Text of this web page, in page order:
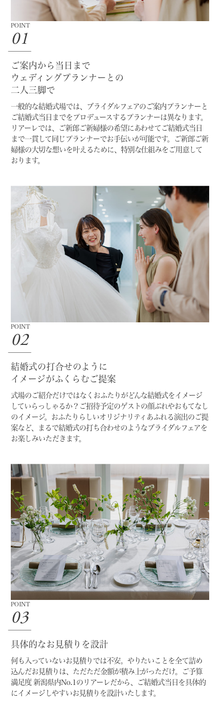
POINT
01
ご案内から当日まで
ウェディングプランナーとの
二人三脚で
一般的な結婚式場では、ブライダルフェアのご案内プランナーと
ご結婚式当日までをプロデュースするプランナーは異なります。
リアーレでは、ご新郎ご新婦様の希望にあわせてご結婚式当日
まで一貫して同じプランナーでお手伝いが可能です。
ご新郎ご新
婦様の大切な想いを叶えるために、特別な仕組みをご用意して
おります。
POINT
02
結婚式の打合せのように
イメージがふくらむご提案
式場のご紹介だけではなく おふたりがどんな結婚式をイメージ
していらっしゃるか？ ご招待予定のゲストの顔ぶれやおもてなし
のイメージ。 おふたりらしいオリジナリティあふれる演出のご提
案など、
まるで結婚式の打ち合わせのようなブライダルフェアを
お楽しみいただきます。
POINT
03
具体的なお見積りを設計
何も入っていないお見積りでは不安。 やりたいことを全て詰め
込んだお見積りは、ただただ金額が積み上がっただけ。
ご予算
満足度 新潟県内No.1のリアーレだから、
ご結婚式当日を具体的
にイメージしやすいお見積りを設計いたします。